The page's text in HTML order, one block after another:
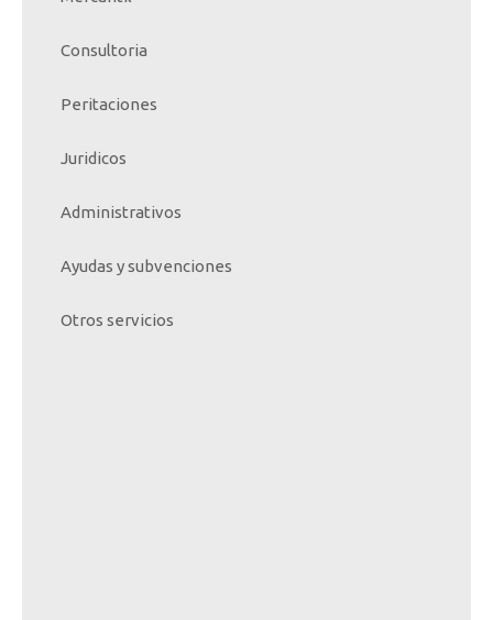
Consultoria
Peritaciones
Juridicos
Administrativos
Ayudas y subvenciones
Otros servicios